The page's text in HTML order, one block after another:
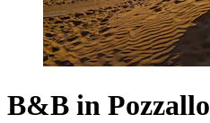
B&B in Pozzallo